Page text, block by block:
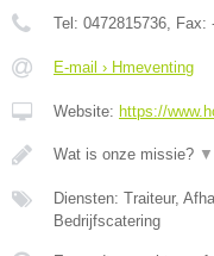
Tel: 0472815736, Fax:
E-mail › Hmeventing
Website: https://
Wat is onze missie? ▼
Diensten: Traiteur,
Bedrijfscatering